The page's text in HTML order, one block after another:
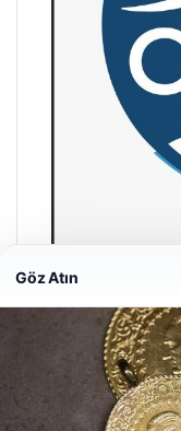
Hastaş Beton
26/05/2026
Göz Atın